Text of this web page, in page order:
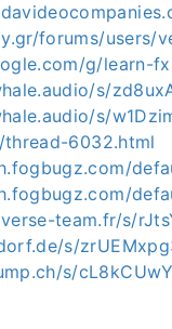
forums/users/
g/learn-
s/
s/
6032.html
team.fr/s/
s/
s/